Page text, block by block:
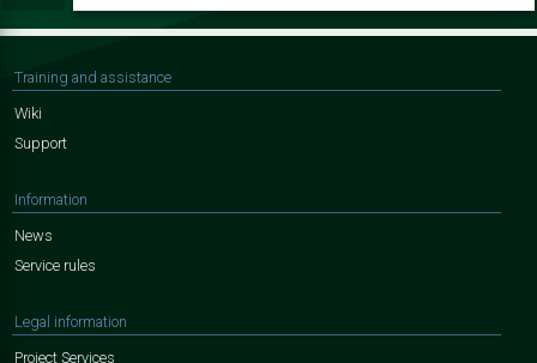
Training and assistance
Wiki
Support
Information
News
Service rules
Legal information
Project Services